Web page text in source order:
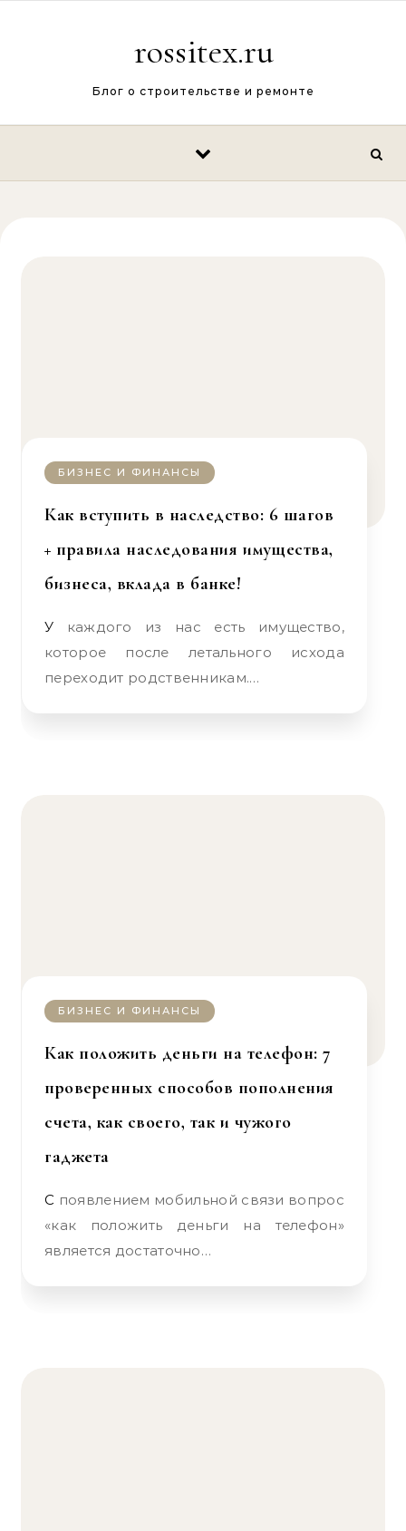
rossitex.ru
Блог о строительстве и ремонте
БИЗНЕС И ФИНАНСЫ
Как вступить в наследство: 6 шагов
+ правила наследования имущества,
бизнеса, вклада в банке!
У каждого из нас есть имущество,
которое после летального исхода
переходит родственникам.…
БИЗНЕС И ФИНАНСЫ
Как положить деньги на телефон: 7
проверенных способов пополнения
счета, как своего, так и чужого
гаджета
С появлением мобильной связи вопрос
«как положить деньги на телефон»
является достаточно…